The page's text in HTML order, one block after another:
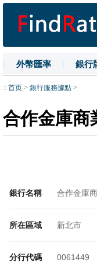
外幣匯率 銀行
| 名詞解釋 | 換匯
:: 首页 > 銀行服務據點 >
合作金庫商
銀行名稱 合作金庫
所在區域 新北市
分行代碼 0061449